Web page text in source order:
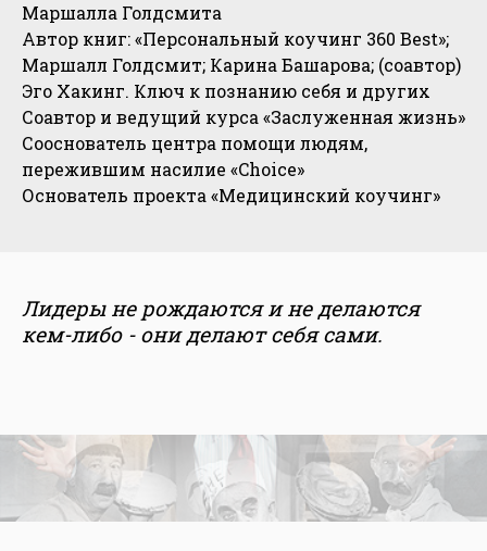
Маршалла Голдсмита
Автор книг: «Персональный коучинг 360 Best»;
Маршалл Голдсмит; Карина Башарова; (соавтор)
Эго Хакинг. Ключ к познанию себя и других
Соавтор и ведущий курса «Заслуженная жизнь»
Сооснователь центра помощи людям,
пережившим насилие «Choice»
Основатель проекта «Медицинский коучинг»
Лидеры не рождаются и не делаются
кем-либо - они делают себя сами.